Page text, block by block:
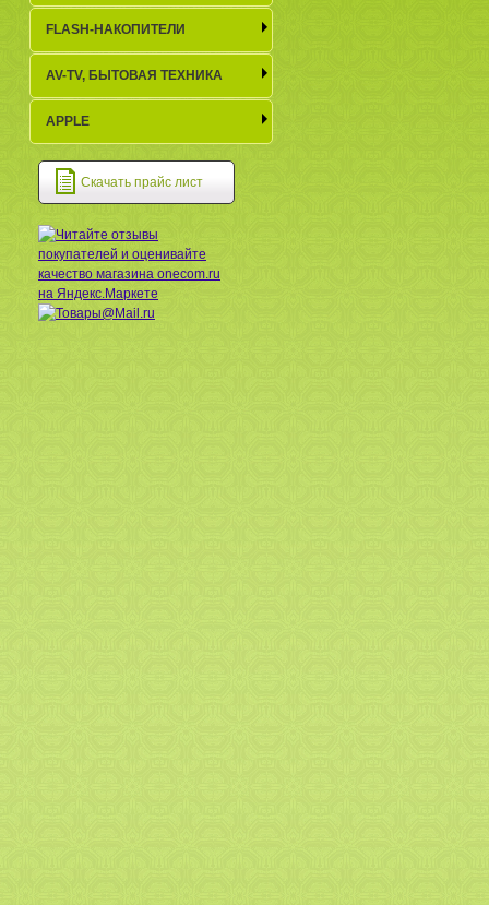
FLASH-НАКОПИТЕЛИ
AV-TV, БЫТОВАЯ ТЕХНИКА
APPLE
Скачать прайс лист